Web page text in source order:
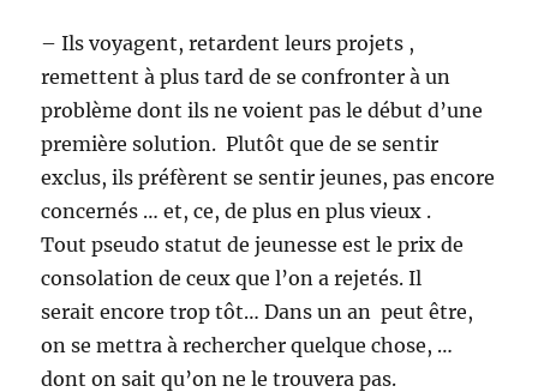
– Ils voyagent, retardent leurs projets ,
remettent à plus tard de se confronter à un
problème dont ils ne voient pas le début d’une
première solution. Plutôt que de se sentir
exclus, ils préfèrent se sentir jeunes, pas encore
concernés … et, ce, de plus en plus vieux .
Tout pseudo statut de jeunesse est le prix de
consolation de ceux que l’on a rejetés. Il
serait encore trop tôt… Dans un an peut être,
on se mettra à rechercher quelque chose, …
dont on sait qu’on ne le trouvera pas.